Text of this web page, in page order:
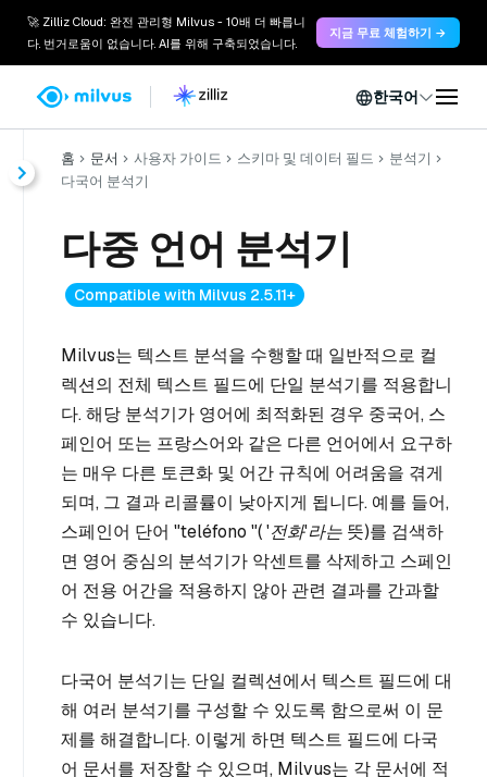
🚀 Zilliz Cloud: 완전 관리형 Milvus - 10배 더 빠릅니
다. 번거로움이 없습니다. AI를 위해 구축되었습니다.
지금 무료 체험하기 →
한국어
홈 문서 사용자 가이드 스키마 및 데이터 필드
분석기
다국어 분석기
다중 언어 분석기
Compatible with Milvus 2.5.11+
Milvus는 텍스트 분석을 수행할 때 일반적으로 컬
렉션의 전체 텍스트 필드에 단일 분석기를 적용합니
다. 해당 분석기가 영어에 최적화된 경우 중국어, 스
페인어 또는 프랑스어와 같은 다른 언어에서 요구하
는 매우 다른 토큰화 및 어간 규칙에 어려움을 겪게
되며, 그 결과 리콜률이 낮아지게 됩니다. 예를 들어,
스페인어 단어 "teléfono "('전화'라는 뜻)를 검색하
면 영어 중심의 분석기가 악센트를 삭제하고 스페인
어 전용 어간을 적용하지 않아 관련 결과를 간과할
수 있습니다.
다국어 분석기는 단일 컬렉션에서 텍스트 필드에 대
해 여러 분석기를 구성할 수 있도록 함으로써 이 문
제를 해결합니다. 이렇게 하면 텍스트 필드에 다국
어 문서를 저장할 수 있으며, Milvus는 각 문서에 적